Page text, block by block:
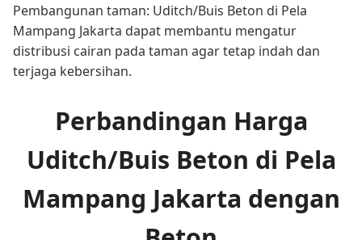
Pembangunan taman: Uditch/Buis Beton di Pela
Mampang Jakarta dapat membantu mengatur
distribusi cairan pada taman agar tetap indah dan
terjaga kebersihan.
Perbandingan Harga
Uditch/Buis Beton di Pela
Mampang Jakarta dengan